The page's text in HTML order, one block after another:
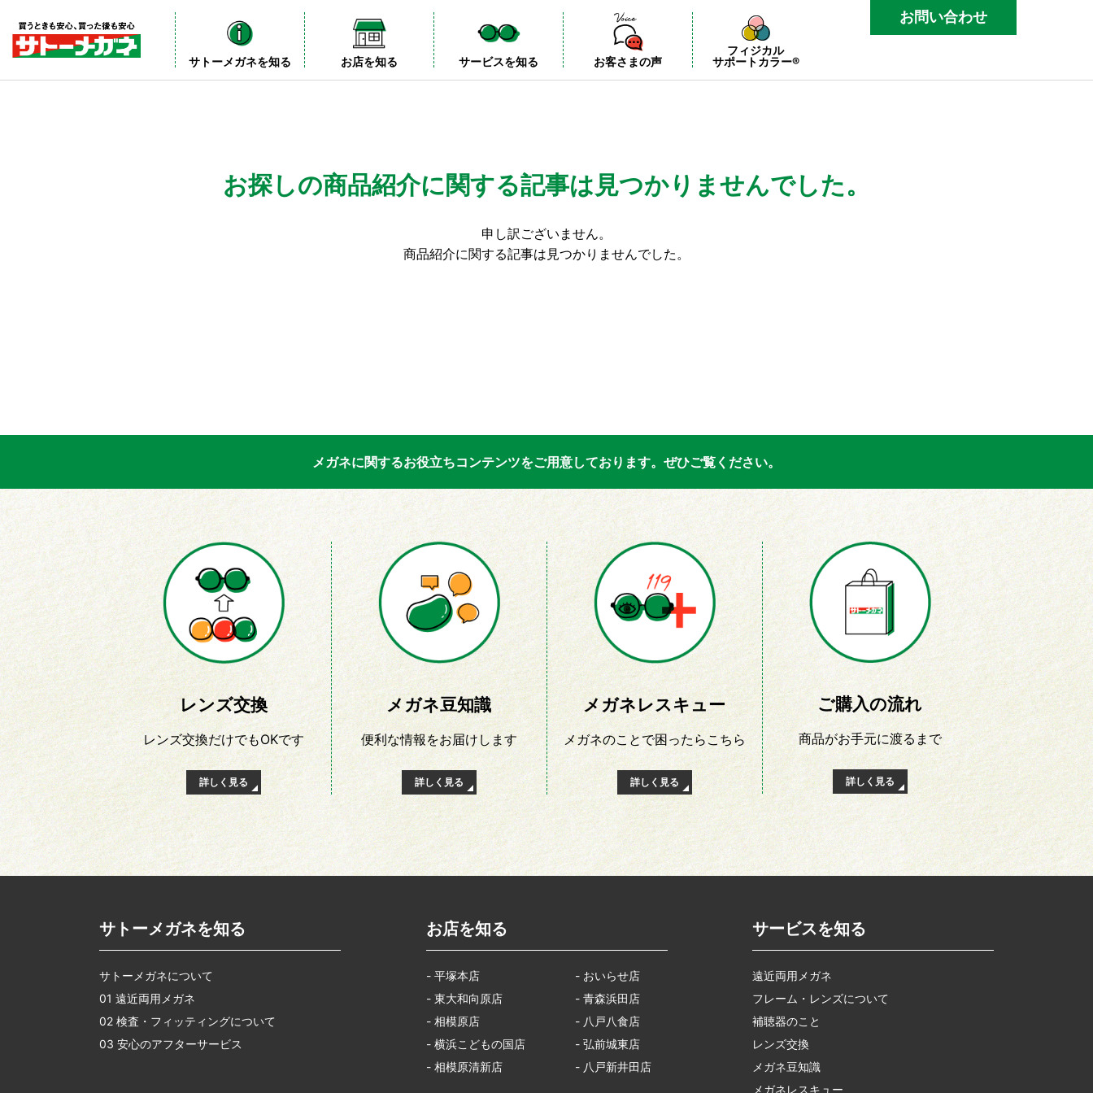
お問い合わせ
サトーメガネを知る お店を知る サービスを知る お客さまの声
フィジカル
サポートカラー®
お探しの商品紹介に関する記事は見つかりませんでした。
申し訳ございません。
商品紹介に関する記事は見つかりませんでした。
メガネに関するお役立ちコンテンツをご用意しております。ぜひご覧ください。
レンズ交換
レンズ交換だけでもOKです
詳しく見る
メガネ豆知識
便利な情報をお届けします
詳しく見る
メガネレスキュー
メガネのことで困ったらこちら
詳しく見る
ご購入の流れ
商品がお手元に渡るまで
詳しく見る
サトーメガネを知る
サトーメガネについて
01 遠近両用メガネ
02 検査・フィッティングについて
03 安心のアフターサービス
お店を知る
- 平塚本店
- 東大和向原店
- 相模原店
- 横浜こどもの国店
- 相模原清新店
- おいらせ店
- 青森浜田店
- 八戸八食店
- 弘前城東店
- 八戸新井田店
サービスを知る
遠近両用メガネ
フレーム・レンズについて
補聴器のこと
レンズ交換
メガネ豆知識
メガネレスキュー